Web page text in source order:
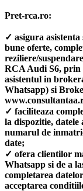
Pret-rca.ro:
✓ asigura
bune oferte,
reziliere/
RCA Audi S6, prin
asistentul in
Whatsapp) si
✓ faciliteaza
la dispozitie,
numarul de
date;
✓ ofera clientilor
Whatsapp si de a
completarea
acceptarea